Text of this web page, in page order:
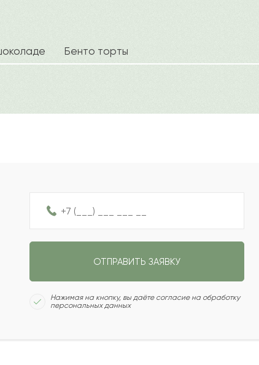
2022-03-20
2022-02-01
Бенто торты
ОТПРАВИТЬ ЗАЯВКУ
Нажимая на кнопку, вы даёте согласие на обработку
персональных данных